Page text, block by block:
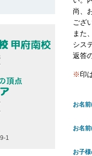
尚、
ござ
また
シス
返答
※印
お名
お名
お子
1